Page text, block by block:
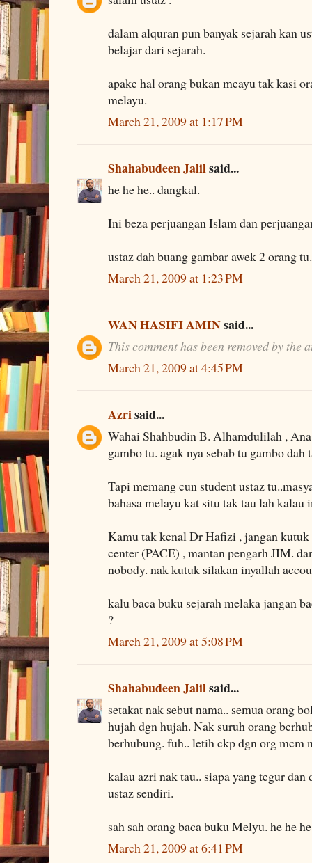
dalam alquran pun banyak sejarah kan
belajar dari sejarah.
apake hal orang bukan meayu tak kasi
melayu.
March 21, 2009 at 1:17 PM
Shahabudeen Jalilsaid...
he he he.. dangkal.
Ini beza perjuangan Islam dan
ustaz dah buang gambar awek 2 orang
March 21, 2009 at 1:23 PM
WAN HASIFI AMINsaid...
This comment has been removed by the
March 21, 2009 at 4:45 PM
Azrisaid...
Wahai Shahbudin B. Alhamdulilah ,
gambo tu. agak nya sebab tu gambo dah
Tapi memang cun student ustaz
bahasa melayu kat situ tak tau lah kalau
Kamu tak kenal Dr Hafizi , jangan
center (PACE) , mantan pengarh JIM.
nobody. nak kutuk silakan inyallah
kalu baca buku sejarah melaka jangan
?
March 21, 2009 at 5:08 PM
Shahabudeen Jalilsaid...
setakat nak sebut nama.. semua orang
hujah dgn hujah. Nak suruh orang
berhubung. fuh.. letih ckp dgn org mcm
kalau azri nak tau.. siapa yang tegur dan
ustaz sendiri.
sah sah orang baca buku Melyu. he he
March 21, 2009 at 6:41 PM